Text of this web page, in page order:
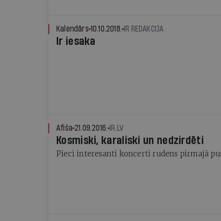
Kalendārs 10.10.2018. IR REDAKCIJA
Ir iesaka
Afiša 21.09.2016. IR.LV
Kosmiski, karaliski un nedzirdēti
Pieci interesanti koncerti rudens pirmajā